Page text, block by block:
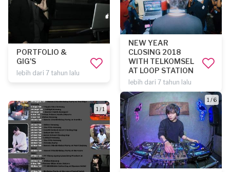
PORTFOLIO &
GIG'S
lebih dari 7 tahun lalu
NEW YEAR
CLOSING 2018
WITH TELKOMSEL
AT LOOP STATION
lebih dari 7 tahun lalu
1 / 1
1 / 6